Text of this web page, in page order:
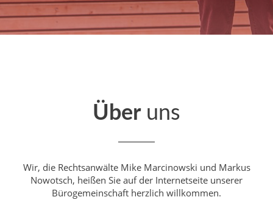
Überuns
Wir, die Rechtsanwälte Mike Marcinowski und Markus
Nowotsch, heißen Sie auf der Internetseite unserer
Bürogemeinschaft herzlich willkommen.